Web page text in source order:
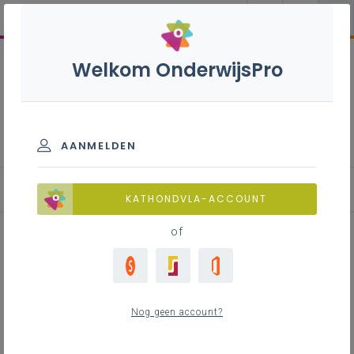
Blog
Resultatendeeldag -
Welkom OnderwijsPro
AANMELDEN
KATHONDVLA-ACCOUNT
of
Nog geen account?